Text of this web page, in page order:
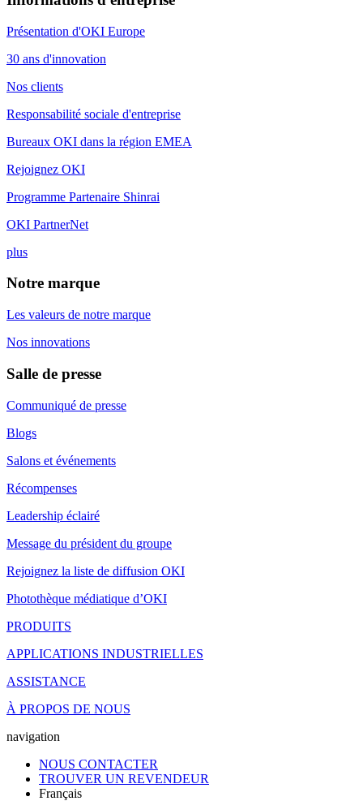
Présentation d'OKI Europe
30 ans d'innovation
Nos clients
Responsabilité sociale d'entreprise
Bureaux OKI dans la région EMEA
Rejoignez OKI
Programme Partenaire Shinrai
OKI PartnerNet
plus
Notre marque
Les valeurs de notre marque
Nos innovations
Salle de presse
Communiqué de presse
Blogs
Salons et événements
Récompenses
Leadership éclairé
Message du président du groupe
Rejoignez la liste de diffusion OKI
Photothèque médiatique d’OKI
PRODUITS
APPLICATIONS INDUSTRIELLES
ASSISTANCE
À PROPOS DE NOUS
navigation
NOUS CONTACTER
TROUVER UN REVENDEUR
Français